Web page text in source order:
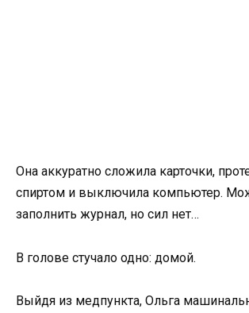
Она аккуратно сложила карточки,
спиртом и выключила компьютер.
заполнить журнал, но сил нет…
В голове стучало одно: домой.
Выйдя из медпункта, Ольга